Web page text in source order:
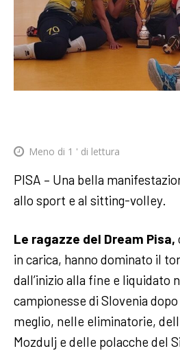
Meno di 1 ' di lettura
PISA – Una bella
allo sport e al sitting-volley.
Le ragazze del Dream Pisa,
in carica, hanno dominato il
dall’inizio alla fine e liquidato
campionesse di Slovenia
meglio, nelle eliminatorie,
Mozdulj e delle polacche del